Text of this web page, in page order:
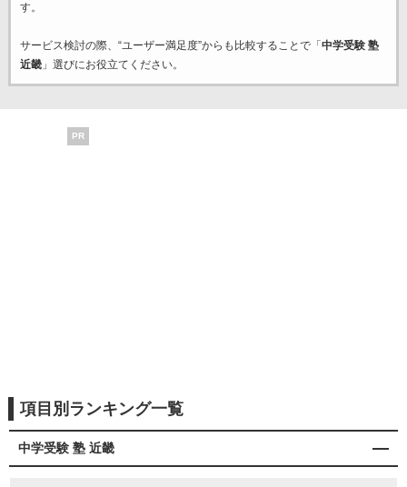
す。
サービス検討の際、“ユーザー満足度”からも比較することで「 中学受験 塾
近畿」選びにお役立てください。
PR
項目別ランキング一覧
中学受験 塾 近畿